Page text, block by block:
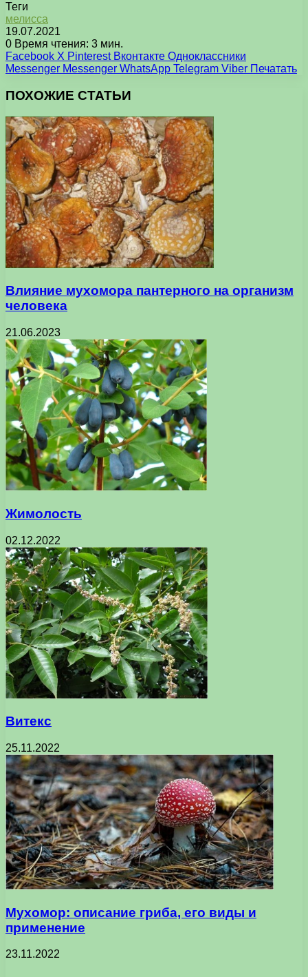
Теги
мелисса
19.07.2021
0 Время чтения: 3 мин.
Facebook X Pinterest Вконтакте Одноклассники
Messenger Messenger WhatsApp Telegram Viber Печатать
ПОХОЖИЕ СТАТЬИ
Влияние мухомора пантерного на организм
человека
21.06.2023
Жимолость
02.12.2022
Витекс
25.11.2022
Мухомор: описание гриба, его виды и
применение
23.11.2022